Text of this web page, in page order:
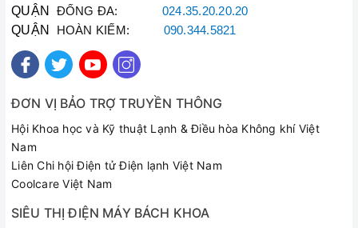
QUẬN ĐỐNG ĐA: 024.35.20.20.20
QUẬN HOÀN KIẾM: 090.344.5821
ĐƠN VỊ BẢO TRỢ TRUYỀN THÔNG
Hội Khoa học và Kỹ thuật Lạnh & Điều hòa Không khí Việt
Nam
Liên Chi hội Điện tử Điện lạnh Việt Nam
Coolcare Việt Nam
SIÊU THỊ ĐIỆN MÁY BÁCH KHOA